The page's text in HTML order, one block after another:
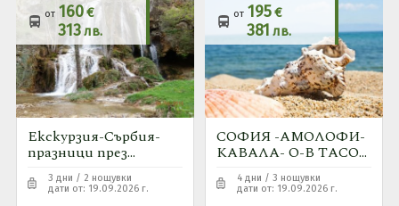
от 160€
313лв.
Екскурзия-Сърбия-
празници през
септември3 дни / 2 нощувки
дати от: 19.09.2026 г.
от 195€
381 лв.
СОФИЯ -АМОЛОФИ-
КАВАЛА- О-В ТАСОС
- СОФИЯ4 дни / 3 нощувки
дати от: 19.09.2026 г.